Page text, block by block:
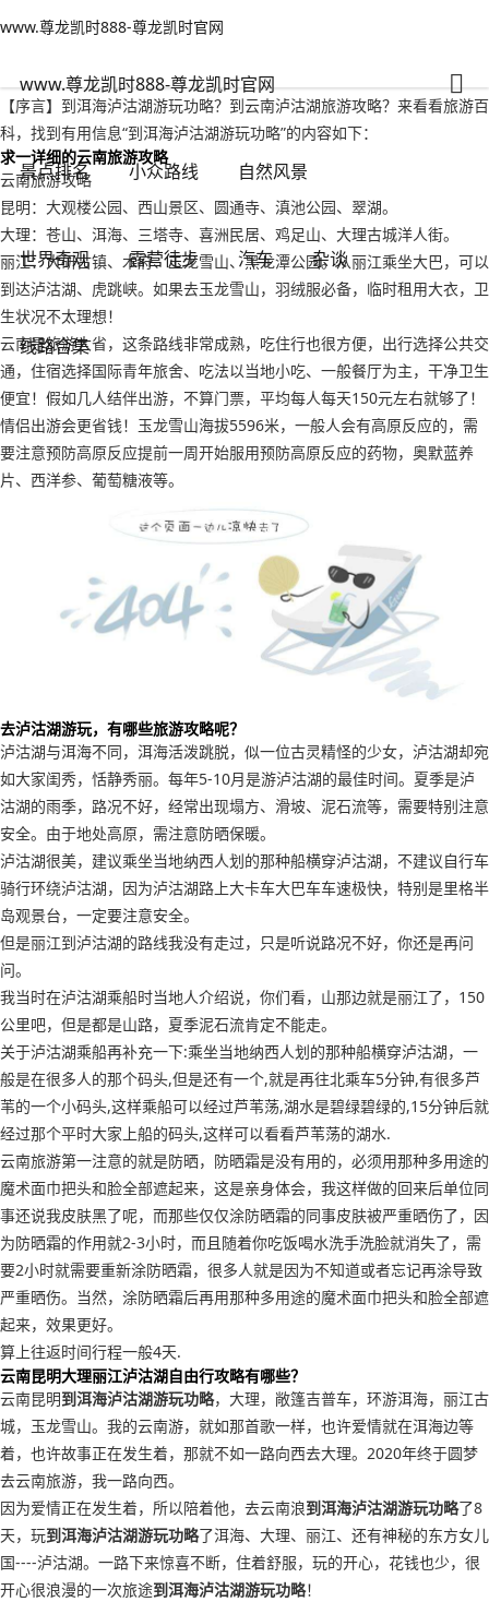
www.尊龙凯时888-尊龙凯时官网
www.尊龙凯时888-尊龙凯时官网
景点排名 小众路线 自然风景
世界奇观 露营徒步 汽车 杂谈
线路合集
www.尊龙凯时888-尊龙凯时官网
到洱海泸沽湖游玩功略？到云南泸沽湖旅游攻略-www.尊龙凯时888
【序言】到洱海泸沽湖游玩功略？到云南泸沽湖旅游攻略？来看看旅游百
科，找到有用信息“到洱海泸沽湖游玩功略”的内容如下：
求一详细的云南旅游攻略
云南旅游攻略
昆明：大观楼公园、西山景区、圆通寺、滇池公园、翠湖。
大理：苍山、洱海、三塔寺、喜洲民居、鸡足山、大理古城洋人街。
丽江：大研古镇、木府、玉龙雪山、黑龙潭公园。从丽江乘坐大巴，可以
到达泸沽湖、虎跳峡。如果去玉龙雪山，羽绒服必备，临时租用大衣，卫
生状况不太理想！
云南是旅游大省，这条路线非常成熟，吃住行也很方便，出行选择公共交
通，住宿选择国际青年旅舍、吃法以当地小吃、一般餐厅为主，干净卫生
便宜！假如几人结伴出游，不算门票，平均每人每天150元左右就够了！
情侣出游会更省钱！玉龙雪山海拔5596米，一般人会有高原反应的，需
要注意预防高原反应提前一周开始服用预防高原反应的药物，奥默蓝养
片、西洋参、葡萄糖液等。
去泸沽湖游玩，有哪些旅游攻略呢？
泸沽湖与洱海不同，洱海活泼跳脱，似一位古灵精怪的少女，泸沽湖却宛
如大家闺秀，恬静秀丽。每年5-10月是游泸沽湖的最佳时间。夏季是泸
沽湖的雨季，路况不好，经常出现塌方、滑坡、泥石流等，需要特别注意
安全。由于地处高原，需注意防晒保暖。
泸沽湖很美，建议乘坐当地纳西人划的那种船横穿泸沽湖，不建议自行车
骑行环绕泸沽湖，因为泸沽湖路上大卡车大巴车车速极快，特别是里格半
岛观景台，一定要注意安全。
但是丽江到泸沽湖的路线我没有走过，只是听说路况不好，你还是再问
问。
我当时在泸沽湖乘船时当地人介绍说，你们看，山那边就是丽江了，150
公里吧，但是都是山路，夏季泥石流肯定不能走。
关于泸沽湖乘船再补充一下:乘坐当地纳西人划的那种船横穿泸沽湖，一
般是在很多人的那个码头,但是还有一个,就是再往北乘车5分钟,有很多芦
苇的一个小码头,这样乘船可以经过芦苇荡,湖水是碧绿碧绿的,15分钟后就
经过那个平时大家上船的码头,这样可以看看芦苇荡的湖水.
云南旅游第一注意的就是防晒，防晒霜是没有用的，必须用那种多用途的
魔术面巾把头和脸全部遮起来，这是亲身体会，我这样做的回来后单位同
事还说我皮肤黑了呢，而那些仅仅涂防晒霜的同事皮肤被严重晒伤了，因
为防晒霜的作用就2-3小时，而且随着你吃饭喝水洗手洗脸就消失了，需
要2小时就需要重新涂防晒霜，很多人就是因为不知道或者忘记再涂导致
严重晒伤。当然，涂防晒霜后再用那种多用途的魔术面巾把头和脸全部遮
起来，效果更好。
算上往返时间行程一般4天.
云南昆明大理丽江泸沽湖自由行攻略有哪些？
云南昆明到洱海泸沽湖游玩功略，大理，敞篷吉普车，环游洱海，丽江古
城，玉龙雪山。我的云南游，就如那首歌一样，也许爱情就在洱海边等
着，也许故事正在发生着，那就不如一路向西去大理。2020年终于圆梦
去云南旅游，我一路向西。
因为爱情正在发生着，所以陪着他，去云南浪到洱海泸沽湖游玩功略了8
天，玩到洱海泸沽湖游玩功略了洱海、大理、丽江、还有神秘的东方女儿
国----泸沽湖。一路下来惊喜不断，住着舒服，玩的开心，花钱也少，很
开心很浪漫的一次旅途到洱海泸沽湖游玩功略！